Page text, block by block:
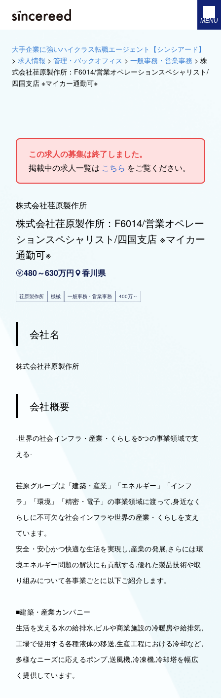
MENU
大手企業に強いハイクラス転職エージェント【シンシアード】
> 求人情報 > 管理・バックオフィス > 一般事務・営業事務 > 株
式会社荏原製作所：F6014/営業オペレーションスペシャリスト/
四国支店 ※マイカー通勤可※
この求人の募集は終了しました。
掲載中の求人一覧は こちら をご覧ください。
株式会社荏原製作所
株式会社荏原製作所：F6014/営業オペレー
ションスペシャリスト/四国支店 ※マイカー
通勤可※
480～630万円 香川県
荏原製作所 機械 一般事務・営業事務 400万～
会社名
株式会社荏原製作所
会社概要
-世界の社会インフラ・産業・くらしを5つの事業領域で支
える-
荏原グループは「建築・産業」「エネルギー」「インフ
ラ」「環境」「精密・電子」の事業領域に渡って,身近なく
らしに不可欠な社会インフラや世界の産業・くらしを支え
ています。
安全・安心かつ快適な生活を実現し,産業の発展,さらには環
境エネルギー問題の解決にも貢献する,優れた製品技術や取
り組みについて各事業ごとに以下ご紹介します。
■建築・産業カンパニー
生活を支える水の給排水,ビルや商業施設の冷暖房や給排気,
工場で使用する各種液体の移送,生産工程における冷却など,
多様なニーズに応えるポンプ,送風機,冷凍機,冷却塔を幅広
く提供しています。